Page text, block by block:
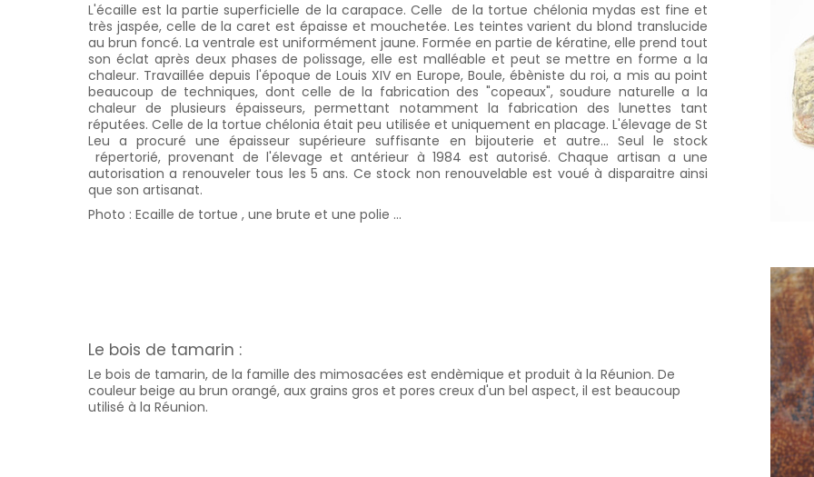
L'écaille est la partie superficielle de la carapace. Celle de la tortue chélonia mydas est fine et
très jaspée, celle de la caret est épaisse et mouchetée. Les teintes varient du blond translucide
au brun foncé. La ventrale est uniformément jaune. Formée en partie de kératine, elle prend tout
son éclat après deux phases de polissage, elle est malléable et peut se mettre en forme a la
chaleur. Travaillée depuis l'époque de Louis XIV en Europe, Boule, ébèniste du roi, a mis au point
beaucoup de techniques, dont celle de la fabrication des "copeaux", soudure naturelle a la
chaleur de plusieurs épaisseurs, permettant notamment la fabrication des lunettes tant
réputées. Celle de la tortue chélonia était peu utilisée et uniquement en placage. L'élevage de St
Leu a procuré une épaisseur supérieure suffisante en bijouterie et autre... Seul le stock
répertorié, provenant de l'élevage et antérieur à 1984 est autorisé. Chaque artisan a une
autorisation a renouveler tous les 5 ans. Ce stock non renouvelable est voué à disparaitre ainsi
que son artisanat.
Photo : Ecaille de tortue , une brute et une polie ...
Le bois de tamarin :
Le bois de tamarin, de la famille des mimosacées est endèmique et produit à la Réunion. De
couleur beige au brun orangé, aux grains gros et pores creux d'un bel aspect, il est beaucoup
utilisé à la Réunion.